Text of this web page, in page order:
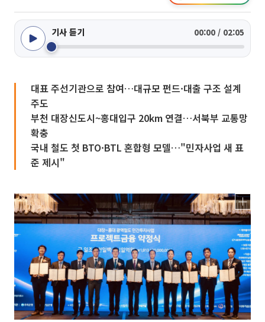
기사 듣기 00:00 / 02:05
대표 주선기관으로 참여…대규모 펀드·대출 구조 설계
주도
부천 대장신도시~홍대입구 20km 연결…서북부 교통망
확충
국내 철도 첫 BTO·BTL 혼합형 모델…"민자사업 새 표
준 제시"